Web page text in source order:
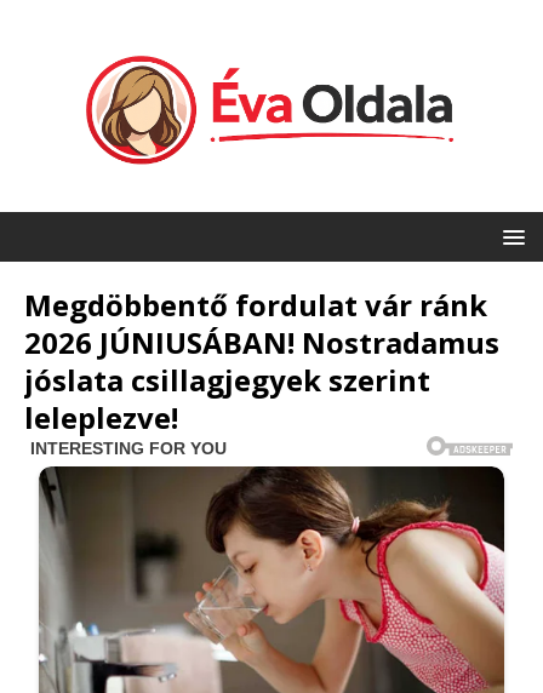
Megdöbbentő fordulat vár ránk
2026 JÚNIUSÁBAN! Nostradamus
jóslata csillagjegyek szerint
leleplezve!